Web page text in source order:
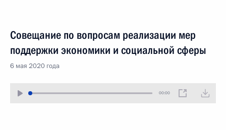
Совещание по вопросам реализации мер
поддержки экономики и социальной сферы
6 мая 2020 года
00:00